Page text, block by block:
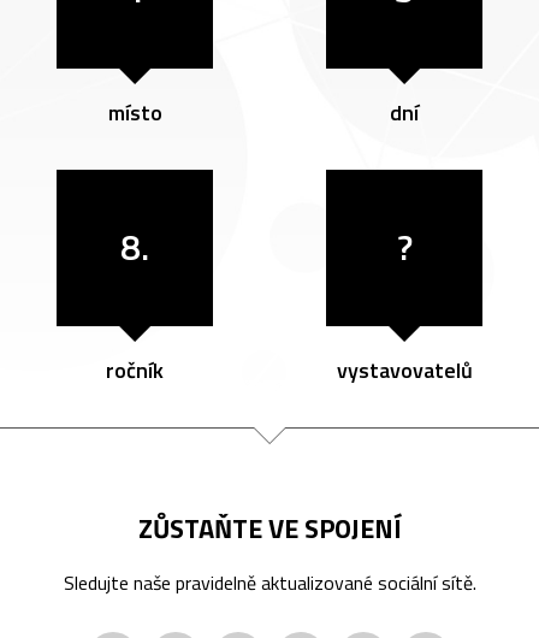
místo dní
8.
ročník
?
vystavovatelů
ZŮSTAŇTE VE SPOJENÍ
Sledujte naše pravidelně aktualizované sociální sítě.